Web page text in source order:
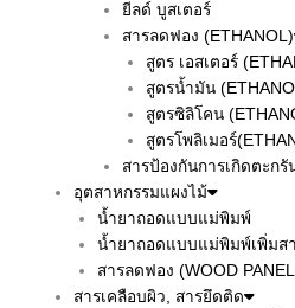
ยีลด์ บูสเตอร์
สารลดฟอง (ETHANOL)
สูตร เอสเตอร์
สูตรน้ำมัน
สูตรซิลิโคน
สูตรโพลิเมอร์
สารป้องกันการเกิดตะกรั
อุตสาหกรรมแผงไม้
น้ำยาถอดแบบแม่พิมพ์
น้ำยาถอดแบบแม่พิมพ์เพิ่มส
สารลดฟอง (WOOD
สารเคลือบผิว, สารยึดติด